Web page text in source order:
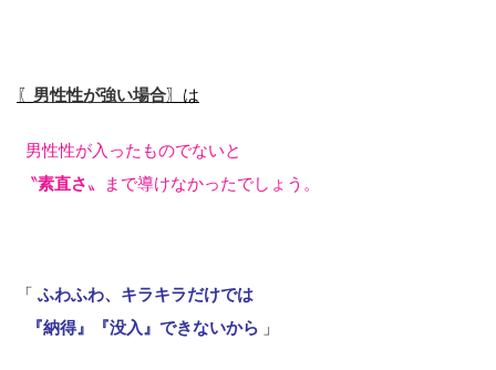
〖 男性性が強い場合〗は
男性性が入ったものでないと
〝素直さ〟まで導けなかったでしょう。
「 ふわふわ、キラキラだけでは
『納得』『没入』できないから 」